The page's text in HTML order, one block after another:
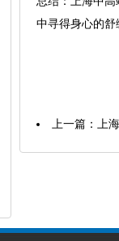
中寻得身心的舒
上一篇： 上